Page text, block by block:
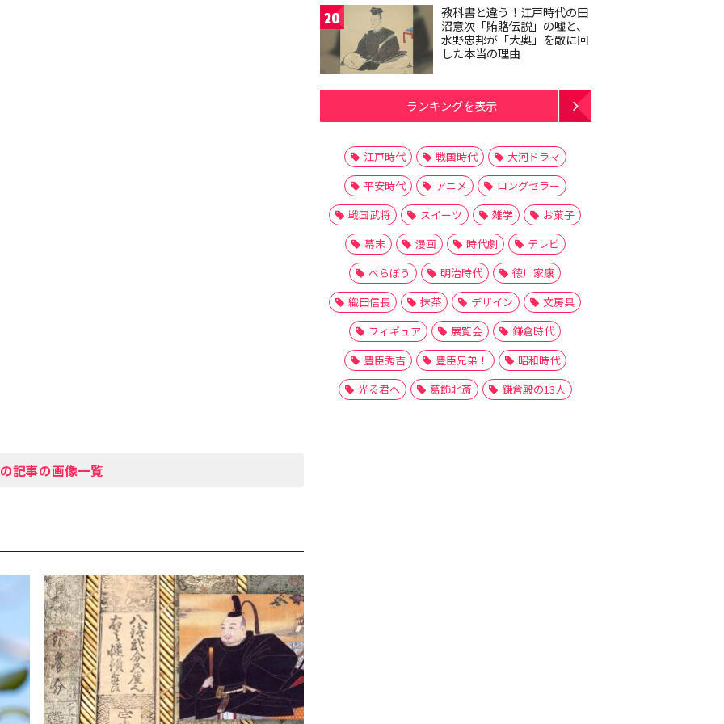
記事の画像一覧
20
教科書と違う！江戸時代の田
沼意次「賄賂伝説」の嘘と、
水野忠邦が「大奥」を敵に回
した本当の理由
ランキングを表示
江戸時代 戦国時代
大河ドラマ
平安時代
アニメ
ロングセラー
戦国武将
スイーツ 雑学
お菓子
幕末
漫画 時代劇
テレビ
べらぼう
明治時代
徳川家康
織田信長
抹茶 デザイン
文房具
フィギュア
展覧会
鎌倉時代
豊臣秀吉
豊臣兄弟！
昭和時代
光る君へ
葛飾北斎 鎌倉殿の13人